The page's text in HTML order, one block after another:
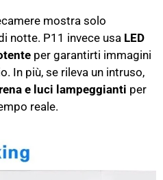
mostra solo
notte. P11 invece usa LED
per garantirti immagini
In più, se rileva un intruso,
e luci lampeggianti per
reale.